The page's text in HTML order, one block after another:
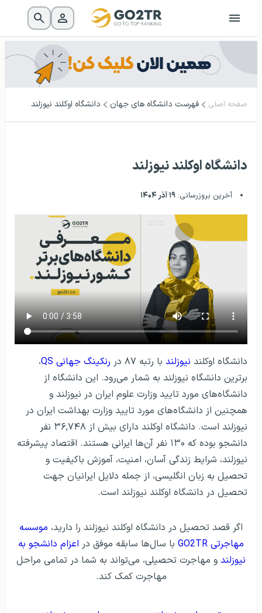
صفحه اصلی فهرست دانشگاه‌ های جهان دانشگاه اوکلند نیوزلند
دانشگاه اوکلند نیوزلند
آخرین بروزرسانی: ۱۹ آذر ۱۴۰۴
دانشگاه اوکلند نیوزلند با رتبه ۸۷ در رنکینگ جهانی QS
،
برترین دانشگاه نیوزلند به شمار می‌رود. این دانشگاه از
دانشگاه‌های مورد تایید وزارت علوم ایران در نیوزلند و
همچنین از دانشگاه‌های مورد تایید وزارت بهداشت ایران در
نیوزلند است. دانشگاه اوکلند دارای بیش از ۳۶,۷۴۸ نفر
دانشجو بوده که ۱۳۰ نفر آن‌ها ایرانی هستند. اقتصاد پیشرفته
نیوزلند، شرایط زندگی آسان، امنیت، آموزش باکیفیت و
تحصیل به زبان انگلیسی، از جمله دلایل ایرانیان جهت
تحصیل در دانشگاه اوکلند نیوزلند است.
اگر قصد تحصيل در دانشگاه اوکلند نیوزلند را داريد، موسسه
مهاجرتی GO2TR
با سال‌ها سابقه موفق در اعزام دانشجو به
نیوزلند و مهاجرت تحصيلی، می‌تواند به شما در تمامی مراحل
مهاجرت کمک کند.